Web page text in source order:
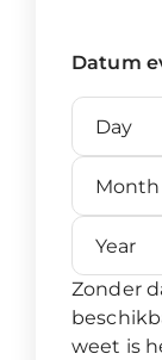
Datum
Day
Month
Year
Zonder
weet is